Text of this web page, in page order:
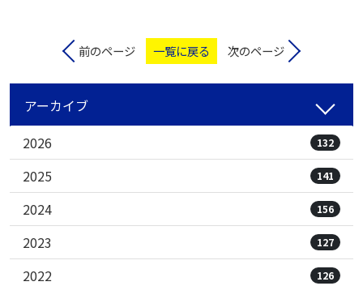
前のページ 一覧に戻る 次のページ
アーカイブ
2026
132
2025 141
2024 156
2023 127
2022 126